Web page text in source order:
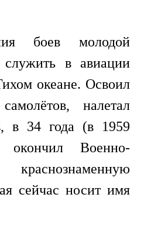
боев молодой
служить в авиации
океане. Освоил
налетал
в 34 года (в 1959
окончил Военно-
сейчас носит имя